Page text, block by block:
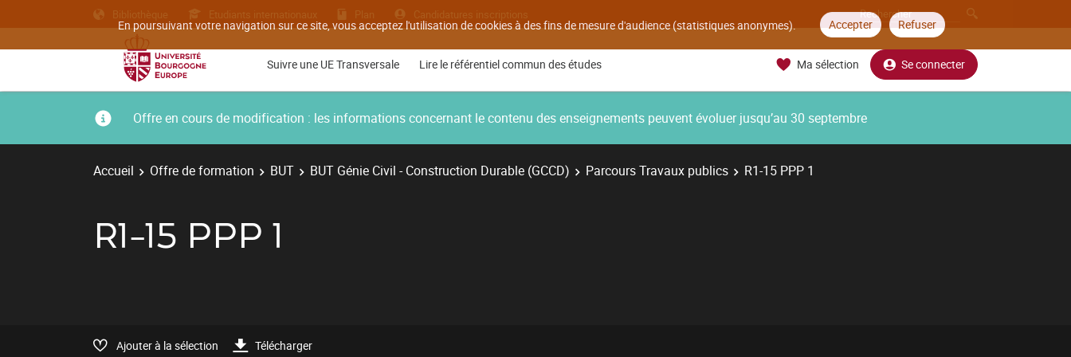
En poursuivant votre navigation sur ce site, vous acceptez l'utilisation de cookies à des fins de mesure d'audience (statistiques anonymes). Accepter Refuser
Bibliothèque Etudiants internationaux Plan Candidatures inscriptions
Suivre une UE Transversale Lire le référentiel commun des études Ma sélection Se connecter
Offre en cours de modification : les informations concernant le contenu des enseignements peuvent évoluer jusqu’au 30 septembre
Accueil Offre de formation BUT BUT Génie Civil - Construction Durable (GCCD) Parcours Travaux publics R1-15 PPP 1
R1-15 PPP 1
Ajouter à la sélection Télécharger